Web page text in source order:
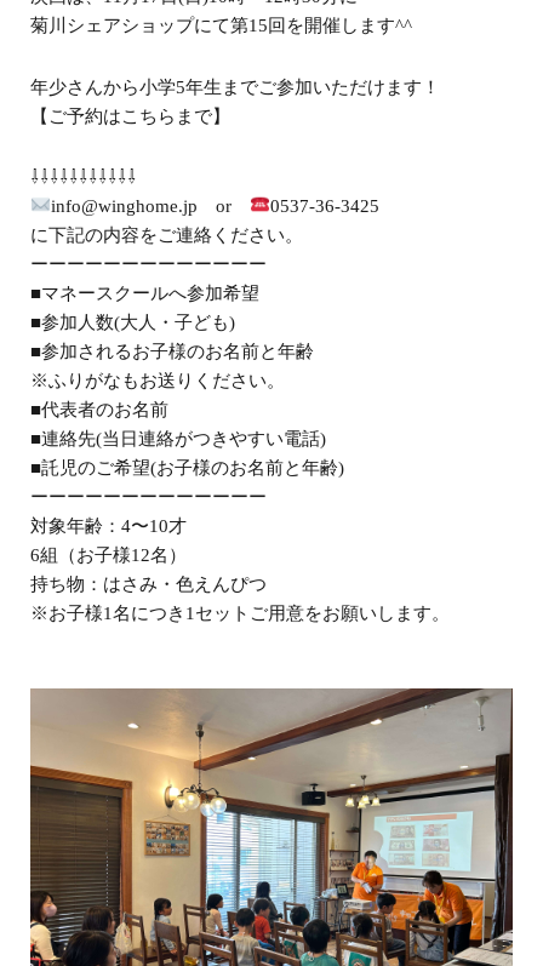
菊川シェアショップにて第15回を開催します^^
年少さんから小学5年生までご参加いただけます！
【ご予約はこちらまで】
⇩⇩⇩⇩⇩⇩⇩⇩⇩⇩⇩
info@winghome.jp or
0537-36-3425
に下記の内容をご連絡ください。
ーーーーーーーーーーーーー
■マネースクールへ参加希望
■参加人数(大人・子ども)
■参加されるお子様のお名前と年齢
※ふりがなもお送りください。
■代表者のお名前
■連絡先(当日連絡がつきやすい電話)
■託児のご希望(お子様のお名前と年齢)
ーーーーーーーーーーーーー
対象年齢：4〜10才
6組（お子様12名）
持ち物：はさみ・色えんぴつ
※お子様1名につき1セットご用意をお願いします。